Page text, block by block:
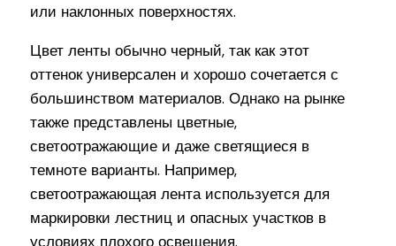
или наклонных поверхностях.
Цвет ленты обычно черный, так как этот
оттенок универсален и хорошо сочетается с
большинством материалов. Однако на рынке
также представлены цветные,
светоотражающие и даже светящиеся в
темноте варианты. Например,
светоотражающая лента используется для
маркировки лестниц и опасных участков в
условиях плохого освещения.